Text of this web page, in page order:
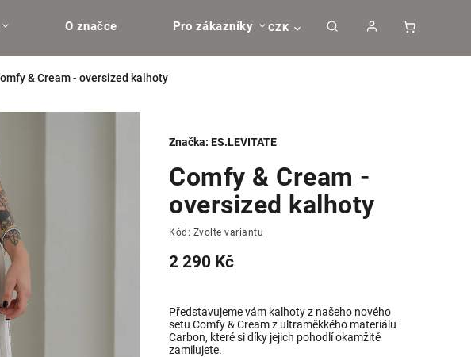
CZK
O značce Pro zákazníky
& Cream - oversized kalhoty
Comfy & Cream -
oversized kalhoty
Kód: Zvolte variantu
2 290 Kč
Představujeme vám kalhoty z našeho nového
setu Comfy & Cream z ultraměkkého materiálu
Carbon, které si díky jejich pohodlí okamžitě
zamilujete.
Značka:ES.LEVITATE